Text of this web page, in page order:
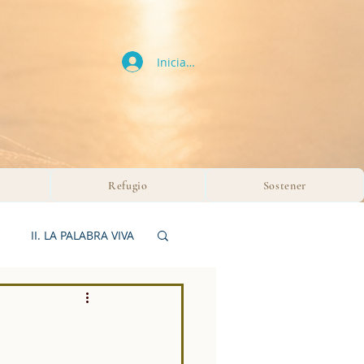
Refugio Sostener
Iniciar sesión
II. LA PALABRA VIVA